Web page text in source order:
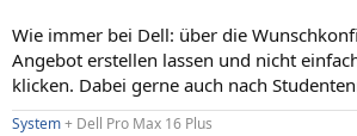
Wie immer bei Dell: über die
Angebot erstellen lassen und nicht
klicken. Dabei gerne auch nach
System+ Dell Pro Max 16 Plus